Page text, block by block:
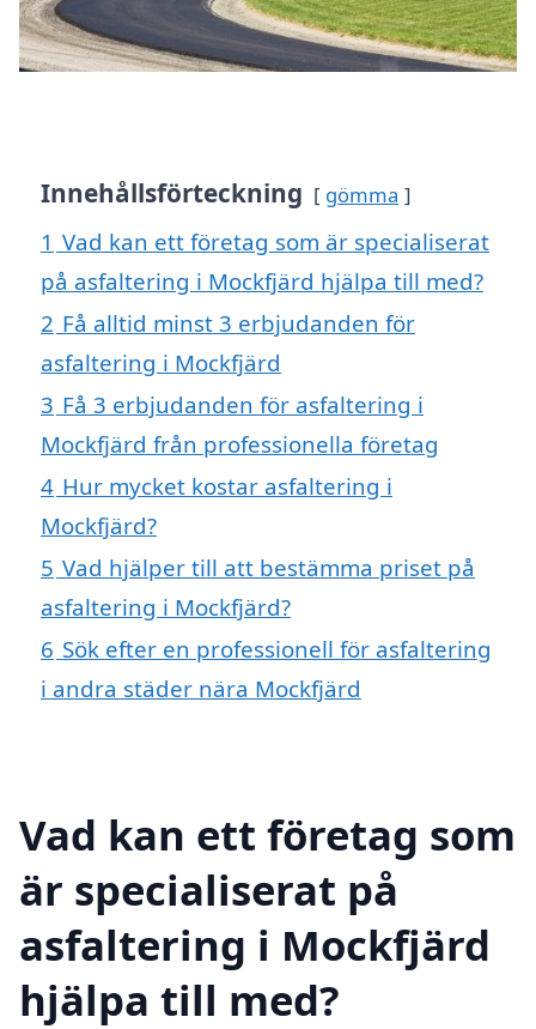
Innehållsförteckning gömma
1 Vad kan ett företag som är specialiserat
på asfaltering i Mockfjärd hjälpa till med?
2 Få alltid minst 3 erbjudanden för
asfaltering i Mockfjärd
3 Få 3 erbjudanden för asfaltering i
Mockfjärd från professionella företag
4 Hur mycket kostar asfaltering i
Mockfjärd?
5 Vad hjälper till att bestämma priset på
asfaltering i Mockfjärd?
6 Sök efter en professionell för asfaltering
i andra städer nära Mockfjärd
Vad kan ett företag som
är specialiserat på
asfaltering i Mockfjärd
hjälpa till med?